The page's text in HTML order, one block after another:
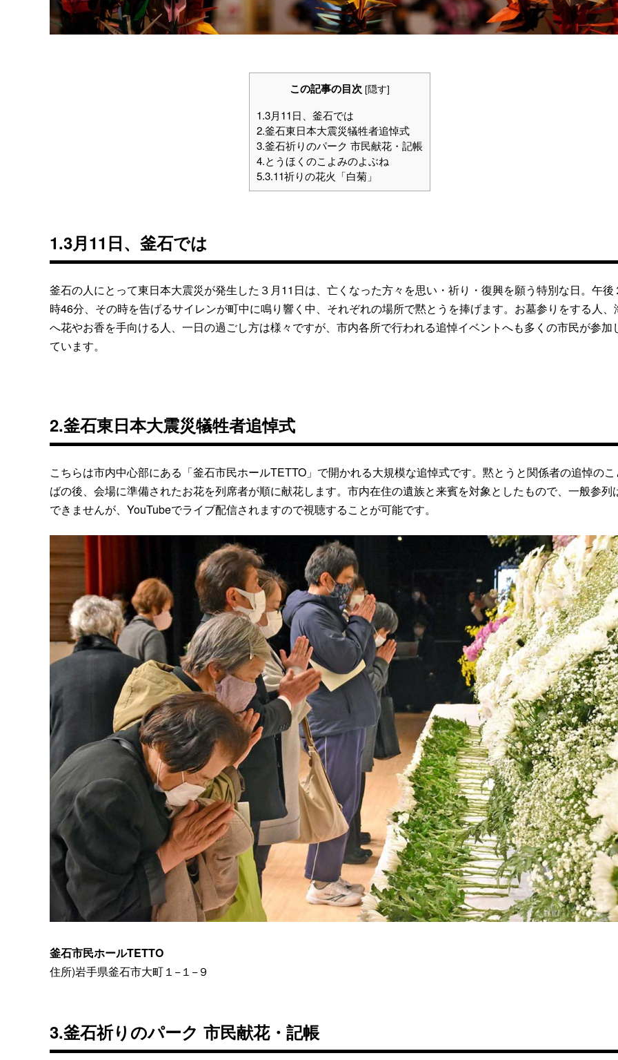
この記事の目次 [隠す]
1.3月11日、釜石では
2.釜石東日本大震災犠牲者追悼式
3.釜石祈りのパーク 市民献花・記帳
4.とうほくのこよみのよぶね
5.3.11祈りの花火「白菊」
1.3月11日、釜石では
釜石の人にとって東日本大震災が発生した３月11日は、亡くなった方々を思い・祈り・復興を願う特別な日。午後
時46分、その時を告げるサイレンが町中に鳴り響く中、それぞれの場所で黙とうを捧げます。お墓参りをする人、
へ花やお香を手向ける人、一日の過ごし方は様々ですが、市内各所で行われる追悼イベントへも多くの市民が参加
ています。
2.釜石東日本大震災犠牲者追悼式
こちらは市内中心部にある「釜石市民ホールTETTO」で開かれる大規模な追悼式です。黙とうと関係者の追悼の
ばの後、会場に準備されたお花を列席者が順に献花します。市内在住の遺族と来賓を対象としたもので、一般参列
できませんが、YouTubeでライブ配信されますので視聴することが可能です。
釜石市民ホールTETTO
住所)岩手県釜石市大町１−１−９
3.釜石祈りのパーク 市民献花・記帳